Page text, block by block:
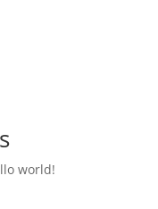
world!